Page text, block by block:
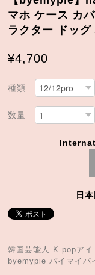
マホ ケース カ
ラクター ドッ
¥4,700
種類
数量
日
韓国芸能人 K-popアイ
byemypie バイマイパ